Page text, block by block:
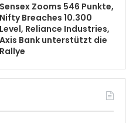
Sensex Zooms 546 Punkte,
Nifty Breaches 10.300
Level, Reliance Industries,
Axis Bank unterstützt die
Rallye